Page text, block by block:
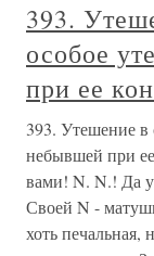
393.
особое
при ее
393. Утешение в
небывшей при
вами! N. N.! Да
Своей N -
хоть печальная,